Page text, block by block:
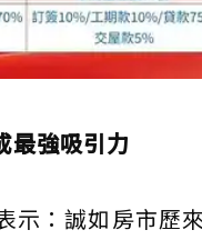
最強吸引力
示：誠如房市歷